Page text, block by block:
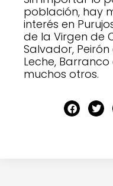
población, hay
interés en
de la Virgen de
Salvador,
Leche,
muchos otros.